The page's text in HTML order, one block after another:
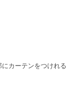
カーテンをつけれる